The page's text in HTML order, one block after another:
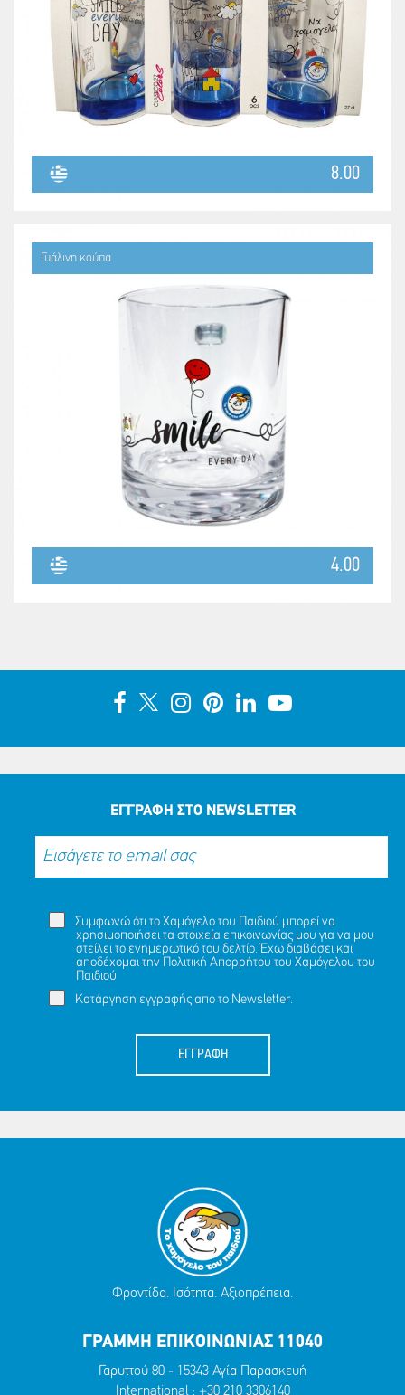
8.00
Γυάλινη κούπα
4.00
ΕΓΓΡΑΦΗ ΣΤΟ NEWSLETTER
Συμφωνώ ότι το Χαμόγελο του Παιδιού μπορεί να
χρησιμοποιήσει τα στοιχεία επικοινωνίας μου για να μου
στείλει το ενημερωτικό του δελτίο. Έχω διαβάσει και
αποδέχομαι την Πολιτική Απορρήτου του Χαμόγελου του
Παιδιού
Κατάργηση εγγραφής απο το Newsletter.
ΕΓΓΡΑΦΗ
Φροντίδα. Ισότητα. Αξιοπρέπεια.
ΓΡΑΜΜΗ ΕΠΙΚΟΙΝΩΝΙΑΣ 11040
Γαρυττού 80 - 15343 Αγία Παρασκευή
International : +30 210 3306140